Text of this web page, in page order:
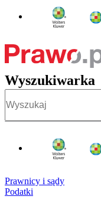
Wyszukiwarka
Prawnicy i sądy
Podatki